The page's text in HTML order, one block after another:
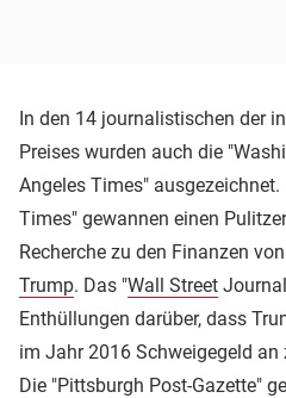
In den 14 journalistischen der
Preises wurden auch die
Angeles Times" ausgezeichnet.
Times" gewannen einen
Recherche zu den Finanzen
Trump. Das "Wall Street
Enthüllungen darüber, dass
im Jahr 2016 Schweigegeld an
Die "Pittsburgh Post-Gazette"